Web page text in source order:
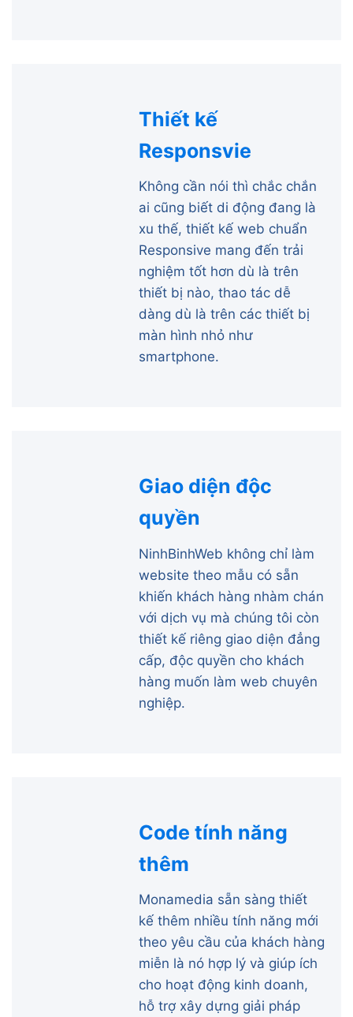
Thiết kế
Responsvie
Không cần nói thì chắc chắn
ai cũng biết di động đang là
xu thế, thiết kế web chuẩn
Responsive mang đến trải
nghiệm tốt hơn dù là trên
thiết bị nào, thao tác dễ
dàng dù là trên các thiết bị
màn hình nhỏ như
smartphone.
Giao diện độc
quyền
NinhBinhWeb không chỉ làm
website theo mẫu có sẵn
khiến khách hàng nhàm chán
với dịch vụ mà chúng tôi còn
thiết kế riêng giao diện đẳng
cấp, độc quyền cho khách
hàng muốn làm web chuyên
nghiệp.
Code tính năng
thêm
Monamedia sẵn sàng thiết
kế thêm nhiều tính năng mới
theo yêu cầu của khách hàng
miễn là nó hợp lý và giúp ích
cho hoạt động kinh doanh,
hỗ trợ xây dựng giải pháp